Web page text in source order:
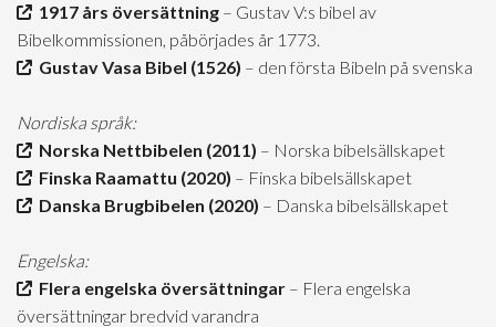
1917 års översättning – Gustav V:s bibel av
Bibelkommissionen, påbörjades år 1773.
Gustav Vasa Bibel (1526) – den första Bibeln på svenska
Nordiska språk:
Norska Nettbibelen (2011) – Norska bibelsällskapet
Finska Raamattu (2020) – Finska bibelsällskapet
Danska Brugbibelen (2020) – Danska bibelsällskapet
Engelska:
Flera engelska översättningar – Flera engelska
översättningar bredvid varandra